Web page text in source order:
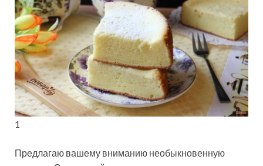
1
Предлагаю вашему вниманию необыкновенную